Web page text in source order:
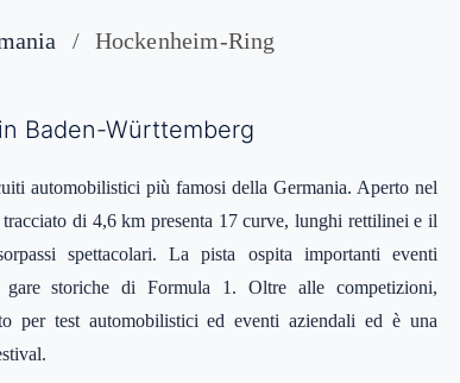
Hockenheim-Ring
Baden-Württemberg
automobilistici più famosi della Germania. Aperto nel
di 4,6 km presenta 17 curve, lunghi rettilinei e il
spettacolari. La pista ospita importanti eventi
storiche di Formula 1. Oltre alle competizioni,
per test automobilistici ed eventi aziendali ed è una